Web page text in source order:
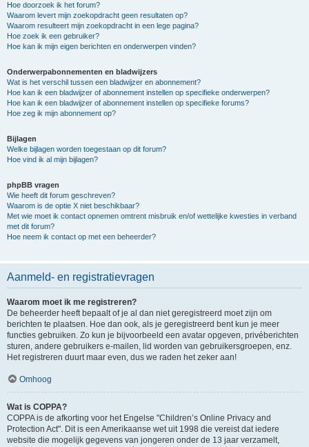
Hoe doorzoek ik het forum?
Waarom levert mijn zoekopdracht geen resultaten op?
Waarom resulteert mijn zoekopdracht in een lege pagina?
Hoe zoek ik een gebruiker?
Hoe kan ik mijn eigen berichten en onderwerpen vinden?
Onderwerpabonnementen en bladwijzers
Wat is het verschil tussen een bladwijzer en abonnement?
Hoe kan ik een bladwijzer of abonnement instellen op specifieke onderwerpen?
Hoe kan ik een bladwijzer of abonnement instellen op specifieke forums?
Hoe zeg ik mijn abonnement op?
Bijlagen
Welke bijlagen worden toegestaan op dit forum?
Hoe vind ik al mijn bijlagen?
phpBB vragen
Wie heeft dit forum geschreven?
Waarom is de optie X niet beschikbaar?
Met wie moet ik contact opnemen omtrent misbruik en/of wettelijke kwesties in verband
met dit forum?
Hoe neem ik contact op met een beheerder?
Aanmeld- en registratievragen
Waarom moet ik me registreren?
De beheerder heeft bepaalt of je al dan niet geregistreerd moet zijn om
berichten te plaatsen. Hoe dan ook, als je geregistreerd bent kun je meer
functies gebruiken. Zo kun je bijvoorbeeld een avatar opgeven, privéberichten
sturen, andere gebruikers e-mailen, lid worden van gebruikersgroepen, enz.
Het registreren duurt maar even, dus we raden het zeker aan!
Omhoog
Wat is COPPA?
COPPA is de afkorting voor het Engelse "Children’s Online Privacy and
Protection Act". Dit is een Amerikaanse wet uit 1998 die vereist dat iedere
website die mogelijk gegevens van jongeren onder de 13 jaar verzamelt,